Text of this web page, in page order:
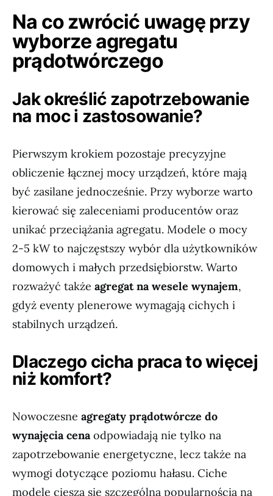
Na co zwrócić uwagę przy
wyborze agregatu
prądotwórczego
Jak określić zapotrzebowanie
na moc i zastosowanie?
Pierwszym krokiem pozostaje precyzyjne
obliczenie łącznej mocy urządzeń, które mają
być zasilane jednocześnie. Przy wyborze warto
kierować się zaleceniami producentów oraz
unikać przeciążania agregatu. Modele o mocy
2-5 kW to najczęstszy wybór dla użytkowników
domowych i małych przedsiębiorstw. Warto
rozważyć także agregat na wesele wynajem,
gdyż eventy plenerowe wymagają cichych i
stabilnych urządzeń.
Dlaczego cicha praca to więcej
niż komfort?
Nowoczesne agregaty prądotwórcze do
wynajęcia cenaodpowiadają nie tylko na
zapotrzebowanie energetyczne, lecz także na
wymogi dotyczące poziomu hałasu. Ciche
modele cieszą się szczególną popularnością na